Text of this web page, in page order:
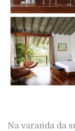
Na varanda da